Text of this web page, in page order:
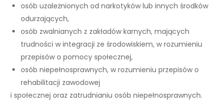
osób uzależnionych od narkotyków lub innych środków
odurzających,
osób zwalnianych z zakładów karnych, mających
trudności w integracji ze środowiskiem, w rozumieniu
przepisów o pomocy społecznej,
osób niepełnosprawnych, w rozumieniu przepisów o
rehabilitacji zawodowej
i społecznej oraz zatrudnianiu osób niepełnosprawnych.